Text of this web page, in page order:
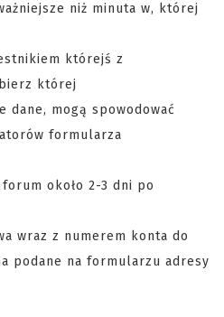
niż minuta w, której
którejś z
której
dane, mogą spowodować
formularza
około 2-3 dni po
wraz z numerem konta do
podane na formularzu adresy